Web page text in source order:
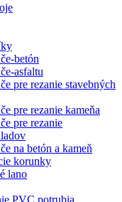
betón
asfaltu
pre rezanie stavebných
pre rezanie kameňa
pre rezanie
na betón a kameň
korunky
lano
PVC potrubia